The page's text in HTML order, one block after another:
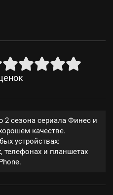
2 сезона сериала Финес и
качестве.
устройствах:
телефонах и планшетах